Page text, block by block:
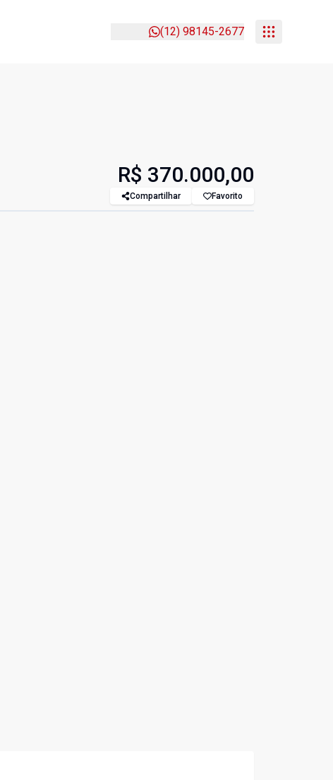
(12) 98145-2677
R$ 370.000,00
Compartilhar Favorito